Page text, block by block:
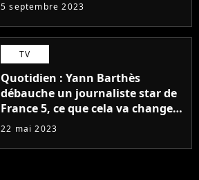
5 septembre 2023
TV
Quotidien : Yann Barthès
débauche un journaliste star de
France 5, ce que cela va changer
à la rentrée
22 mai 2023